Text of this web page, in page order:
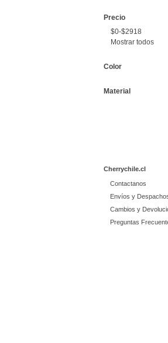
Precio
$0-$2918
Mostrar todos
Color
Material
Cherrychile.cl
Contactanos
Envíos y
Cambios y
Preguntas